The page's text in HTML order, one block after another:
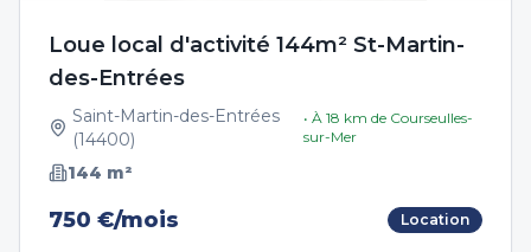
Loue local d'activité 144m² St-Martin-
des-Entrées
Saint-Martin-des-Entrées
(14400)
• À 18 km de Courseulles-
sur-Mer
144 m²
750 €/mois Location